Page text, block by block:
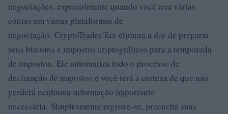
negociações, especialmente quando você tem várias
contas em várias plataformas de
negociação. CryptoTrader.Tax elimina a dor de preparar
seus bitcoins e impostos criptográficos para a temporada
de impostos. Ele automatiza todo o processo de
declaração de impostos e você terá a certeza de que não
perderá nenhuma informação importante
necessária. Simplesmente registre-se, preencha suas